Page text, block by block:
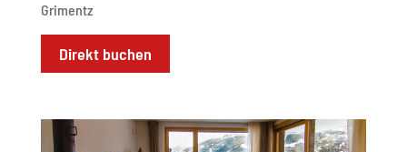
Grimentz
Direkt buchen